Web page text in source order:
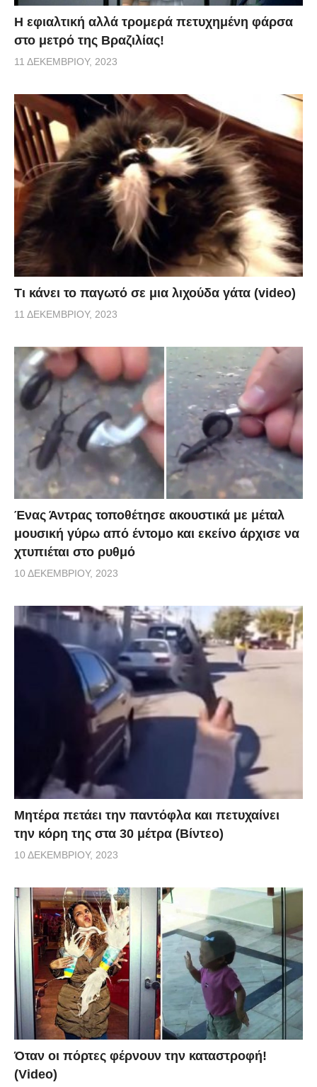
H εφιαλτική αλλά τρομερά πετυχημένη φάρσα
στο μετρό της Βραζιλίας!
11 ΔΕΚΕΜΒΡΊΟΥ, 2023
Τι κάνει το παγωτό σε μια λιχούδα γάτα (video)
11 ΔΕΚΕΜΒΡΊΟΥ, 2023
Ένας Άντρας τοποθέτησε ακουστικά με μέταλ
μουσική γύρω από έντομο και εκείνο άρχισε να
χτυπιέται στο ρυθμό
10 ΔΕΚΕΜΒΡΊΟΥ, 2023
Μητέρα πετάει την παντόφλα και πετυχαίνει
την κόρη της στα 30 μέτρα (Βίντεο)
10 ΔΕΚΕΜΒΡΊΟΥ, 2023
Όταν οι πόρτες φέρνουν την καταστροφή!
(Video)